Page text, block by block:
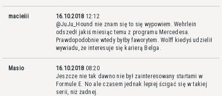
macieiii 16.10.2018 12:12
@JuJu_Hound nie znam się to się wypowiem. Wehrlein
odszedł jakiś miesiąc temu z programu Mercedesa.
Prawdopodobnie wtedy byłby faworytem. Wolff kiedyś udzielił
wywiadu, że interesuje się karierą Belga.
Masio 16.10.2018 08:20
Jeszcze nie tak dawno nie był zainteresowany startami w
Formule E. No ale czasem jednak lepiej ścigać się w takiej
serii, niż żadnej.